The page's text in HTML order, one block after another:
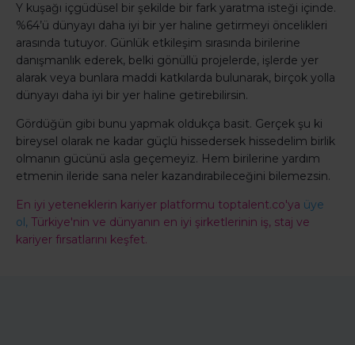
Y kuşağı içgüdüsel bir şekilde bir fark yaratma isteği içinde.
%64’ü dünyayı daha iyi bir yer haline getirmeyi öncelikleri
arasında tutuyor. Günlük etkileşim sırasında birilerine
danışmanlık ederek, belki gönüllü projelerde, işlerde yer
alarak veya bunlara maddi katkılarda bulunarak, birçok yolla
dünyayı daha iyi bir yer haline getirebilirsin.
Gördüğün gibi bunu yapmak oldukça basit. Gerçek şu ki
bireysel olarak ne kadar güçlü hissedersek hissedelim birlik
olmanın gücünü asla geçemeyiz. Hem birilerine yardım
etmenin ileride sana neler kazandırabileceğini bilemezsin.
En iyi yeteneklerin kariyer platformu toptalent.co'ya üye
ol, Türkiye'nin ve dünyanın en iyi şirketlerinin iş, staj ve
kariyer fırsatlarını keşfet.